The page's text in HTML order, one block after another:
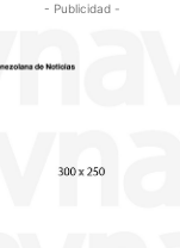
- Publicidad -